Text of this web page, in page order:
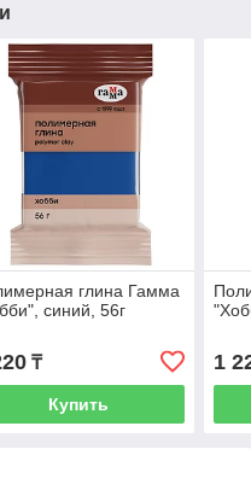
глина Гамма
синий, 56г
₸
Купить
1